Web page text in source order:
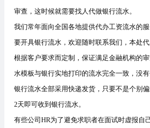
审查，这时候就需要找人代做银行流水。
我们常年面向全国各地提供代办工资流水的
要开具银行流水，欢迎随时联系我们，本处
根据客户要求而定制，保证满足金融机构的
水模板与银行实地打印的流水完全一致，没有
银行流水全部采用快递发货，只要不是个别
2天即可收到银行流水。
有些公司HR为了避免求职者在面试时虚报自